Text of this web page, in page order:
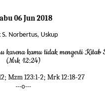
06 Jun 2018
S. Norbertus, Uskup
karena kamu tidak mengerti
(Mrk 12:24)
Mzm 123:1-2; Mrk 12:18-27
---o---